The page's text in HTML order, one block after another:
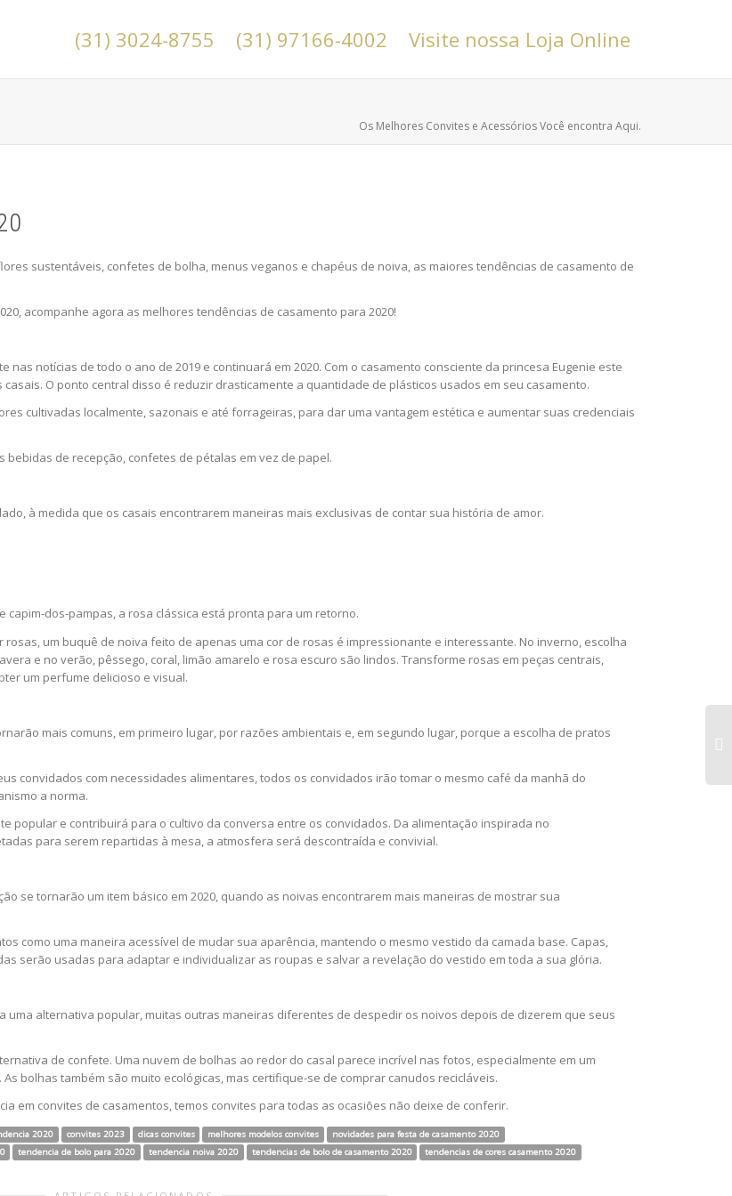
(31) 3024-8755 (31) 97166-4002 Visite nossa Loja Online
Os Melhores Convites e Acessórios Você encontra Aqui.
sustentáveis, confetes de bolha, menus veganos e chapéus de noiva, as maiores tendências de casamento de
acompanhe agora as melhores tendências de casamento para 2020!
notícias de todo o ano de 2019 e continuará em 2020. Com o casamento consciente da princesa Eugenie este
O ponto central disso é reduzir drasticamente a quantidade de plásticos usados ​​em seu casamento.
cultivadas localmente, sazonais e até forrageiras, para dar uma vantagem estética e aumentar suas credenciais
de recepção, confetes de pétalas em vez de papel.
à medida que os casais encontrarem maneiras mais exclusivas de contar sua história de amor.
capim-dos-pampas, a rosa clássica está pronta para um retorno.
rosas, um buquê de noiva feito de apenas uma cor de rosas é impressionante e interessante. No inverno, escolha
e no verão, pêssego, coral, limão amarelo e rosa escuro são lindos. Transforme rosas em peças centrais,
um perfume delicioso e visual.
mais comuns, em primeiro lugar, por razões ambientais e, em segundo lugar, porque a escolha de pratos
convidados com necessidades alimentares, todos os convidados irão tomar o mesmo café da manhã do
a norma.
popular e contribuirá para o cultivo da conversa entre os convidados. Da alimentação inspirada no
para serem repartidas à mesa, a atmosfera será descontraída e convivial.
se tornarão um item básico em 2020, quando as noivas encontrarem mais maneiras de mostrar sua
como uma maneira acessível de mudar sua aparência, mantendo o mesmo vestido da camada base. Capas,
serão usadas para adaptar e individualizar as roupas e salvar a revelação do vestido em toda a sua glória.
uma alternativa popular, muitas outras maneiras diferentes de despedir os noivos depois de dizerem que seus
de confete. Uma nuvem de bolhas ao redor do casal parece incrível nas fotos, especialmente em um
bolhas também são muito ecológicas, mas certifique-se de comprar canudos recicláveis.
em convites de casamentos, temos convites para todas as ocasiões não deixe de conferir.
2020 convites 2023 dicas convites melhores modelos convites
novidades para festa de casamento 2020
tendencia de bolo para 2020 tendencia noiva 2020 tendencias de bolo de casamento 2020 tendencias de cores casamento 2020